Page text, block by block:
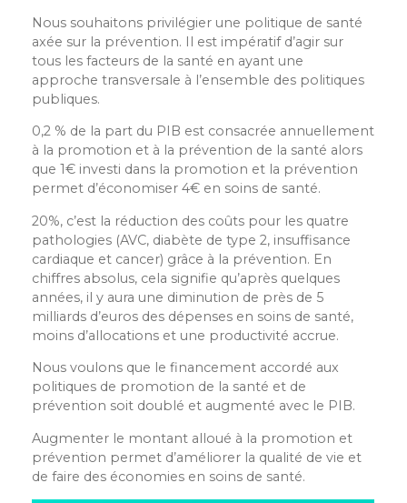
Nous souhaitons privilégier une politique de santé
axée sur la prévention. Il est impératif d’agir sur
tous les facteurs de la santé en ayant une
approche transversale à l’ensemble des politiques
publiques.
0,2 % de la part du PIB est consacrée annuellement
à la promotion et à la prévention de la santé alors
que 1€ investi dans la promotion et la prévention
permet d’économiser 4€ en soins de santé.
20%, c’est la réduction des coûts pour les quatre
pathologies (AVC, diabète de type 2, insuffisance
cardiaque et cancer) grâce à la prévention. En
chiffres absolus, cela signifie qu’après quelques
années, il y aura une diminution de près de 5
milliards d’euros des dépenses en soins de santé,
moins d’allocations et une productivité accrue.
Nous voulons que le financement accordé aux
politiques de promotion de la santé et de
prévention soit doublé et augmenté avec le PIB.
Augmenter le montant alloué à la promotion et
prévention permet d’améliorer la qualité de vie et
de faire des économies en soins de santé.